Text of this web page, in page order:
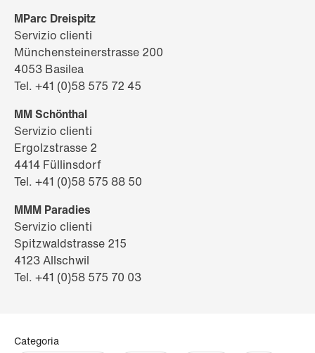
MParc Dreispitz
Servizio clienti
Münchensteinerstrasse 200
4053 Basilea
Tel. +41 (0)58 575 72 45
MM Schönthal
Servizio clienti
Ergolzstrasse 2
4414 Füllinsdorf
Tel. +41 (0)58 575 88 50
MMM Paradies
Servizio clienti
Spitzwaldstrasse 215
4123 Allschwil
Tel. +41 (0)58 575 70 03
Categoria